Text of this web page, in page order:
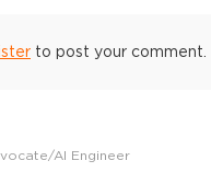
to post your comment.
AI Engineer